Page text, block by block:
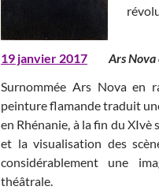
19 janvier 2017
Ars
Surnommée Ars Nova en
peinture flamande traduit
en Rhénanie, à la fin du XIvè
et la visualisation des
considérablement une
théâtrale.